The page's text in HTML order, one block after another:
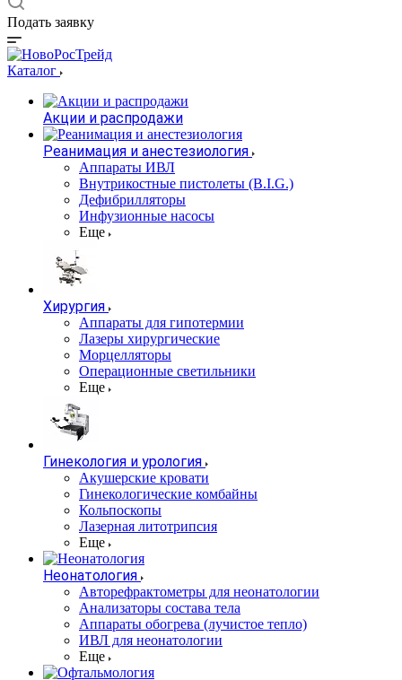
Подать заявку
Каталог
Акции и распродажи
Реанимация и анестезиология
Аппараты ИВЛ
Внутрикостные пистолеты (B.I.G.)
Дефибрилляторы
Инфузионные насосы
Еще
Хирургия
Аппараты для гипотермии
Лазеры хирургические
Морцелляторы
Операционные светильники
Еще
Гинекология и урология
Акушерские кровати
Гинекологические комбайны
Кольпоскопы
Лазерная литотрипсия
Еще
Неонатология
Авторефрактометры для неонатологии
Анализаторы состава тела
Аппараты обогрева (лучистое тепло)
ИВЛ для неонатологии
Еще